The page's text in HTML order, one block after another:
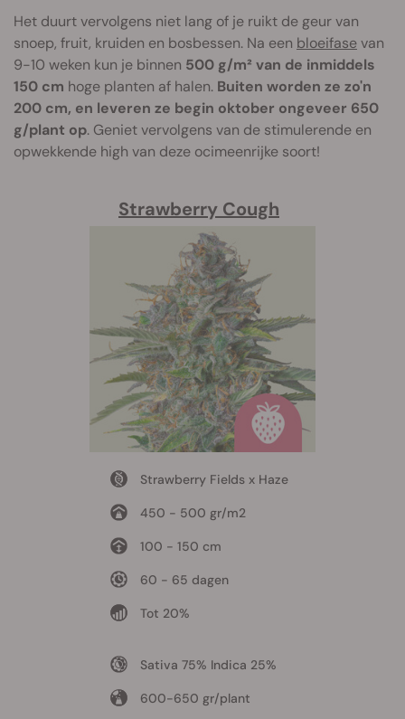
Het duurt vervolgens niet lang of je ruikt de geur van
snoep, fruit, kruiden en bosbessen. Na een bloeifasevan
9-10 weken kun je binnen 500 g/m² van de inmiddels
150 cm hoge planten af halen. Buiten worden ze zo'n
200 cm, en leveren ze begin oktober ongeveer 650
g/plant op. Geniet vervolgens van de stimulerende en
opwekkende high van deze ocimeenrijke soort!
Strawberry Cough
Strawberry Fields x Haze
450 - 500 gr/m2
100 - 150 cm
60 - 65 dagen
Tot 20%
Sativa 75% Indica 25%
600-650 gr/plant